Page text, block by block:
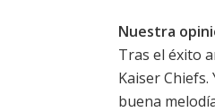
Nuestra
Tras el éxito
Kaiser
buena